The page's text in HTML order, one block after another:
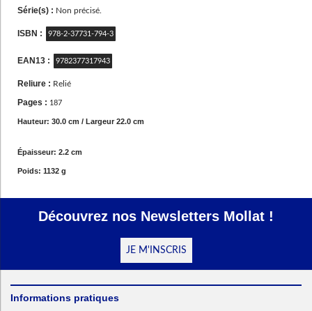
Série(s) : Non précisé.
ISBN : 978-2-37731-794-3
EAN13 : 9782377317943
Reliure : Relié
Pages : 187
Hauteur: 30.0 cm / Largeur 22.0 cm
Épaisseur: 2.2 cm
Poids: 1132 g
Découvrez nos Newsletters Mollat !
JE M'INSCRIS
Informations pratiques